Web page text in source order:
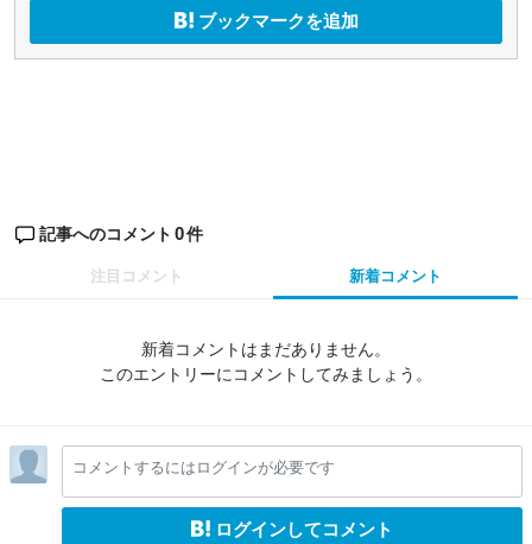
ブックマークを追加
記事へのコメント 0件
注目コメント 新着コメント
新着コメントはまだありません。
このエントリーにコメントしてみましょう。
コメントするにはログインが必要です
ログインしてコメント